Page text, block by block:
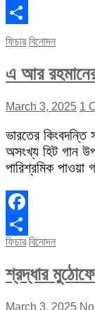
Facebook
Share
ফিচার বিনোদন
এ আর
March 3, 2025 1
ভারতের কিংবদন্তি
অসংখ্য হিট গান
পারিশ্রমিক
Facebook
Share
ফিচার বিনোদন
শ্রদ্ধার
March 3, 2025